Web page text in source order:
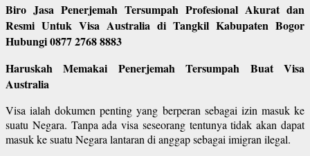
Biro Jasa Penerjemah Tersumpah Profesional Akurat dan
Resmi Untuk Visa Australia di Tangkil Kabupaten Bogor
Hubungi 0877 2768 8883
Haruskah Memakai Penerjemah Tersumpah Buat Visa
Australia
Visa ialah dokumen penting yang berperan sebagai izin masuk ke
suatu Negara. Tanpa ada visa seseorang tentunya tidak akan dapat
masuk ke suatu Negara lantaran di anggap sebagai imigran ilegal.